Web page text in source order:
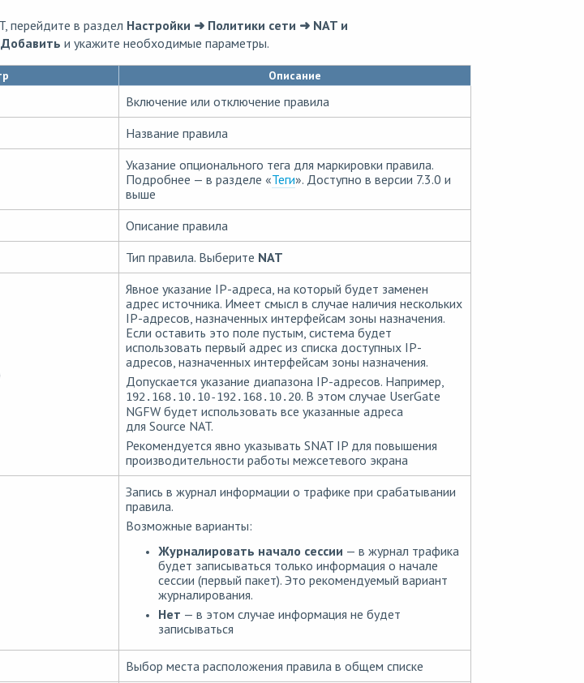
перейдите в раздел Настройки ➜ Политики сети ➜ NAT и
Добавить и укажите необходимые параметры.
Описание
Включение или отключение правила
Название правила
Указание опционального тега для маркировки правила.
Подробнее — в разделе «Теги». Доступно в версии 7.3.0 и
выше
Описание правила
Тип правила. Выберите NAT
Явное указание IP-адреса, на который будет заменен
адрес источника. Имеет смысл в случае наличия нескольких
IP-адресов, назначенных интерфейсам зоны назначения.
Если оставить это поле пустым, система будет
использовать первый адрес из списка доступных IP-
адресов, назначенных интерфейсам зоны назначения.
Допускается указание диапазона IP-адресов. Например,
192.168.10.10-192.168.10.20. В этом случае UserGate
NGFW будет использовать все указанные адреса
для Source NAT.
Рекомендуется явно указывать SNAT IP для повышения
производительности работы межсетевого экрана
Запись в журнал информации о трафике при срабатывании
правила.
Возможные варианты:
Журналировать начало сессии — в журнал трафика
будет записываться только информация о начале
сессии (первый пакет). Это рекомендуемый вариант
журналирования.
Нет — в этом случае информация не будет
записываться
Выбор места расположения правила в общем списке